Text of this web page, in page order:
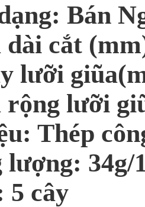
Bán
dài cắt
lưỡi
rộng lưỡi
Thép
lượng: 34g/
5 cây